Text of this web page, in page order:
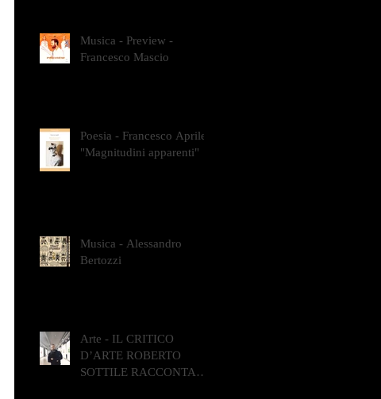
Musica - Preview -
Francesco Mascio
Poesia - Francesco Aprile -
"Magnitudini apparenti"
Musica - Alessandro
Bertozzi
Arte - IL CRITICO
D’ARTE ROBERTO
SOTTILE RACCONTA